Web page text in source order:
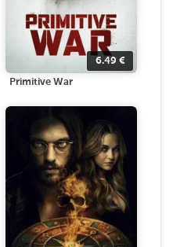
6.49 €
Primitive War